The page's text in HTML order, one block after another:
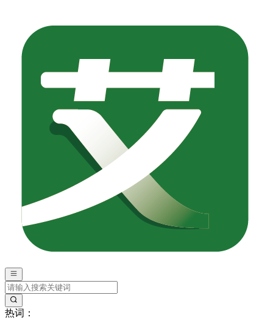
热词：